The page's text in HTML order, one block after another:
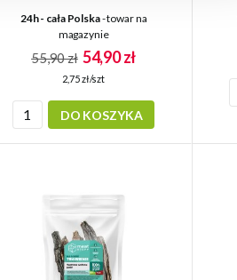
24h - cała Polska- towar na
magazynie
55,90 zł 54,90 zł
2,75 zł/szt
DO KOSZYKA